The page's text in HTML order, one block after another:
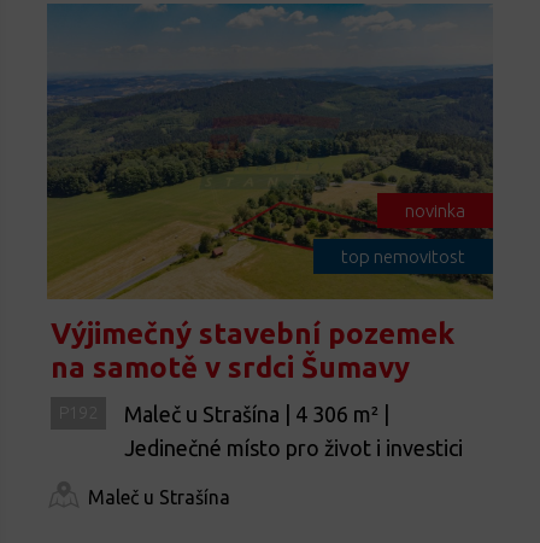
novinka
top nemovitost
Výjimečný stavební pozemek
na samotě v srdci Šumavy
Maleč u Strašína | 4 306 m² |
Jedinečné místo pro život i investici
Maleč u Strašína